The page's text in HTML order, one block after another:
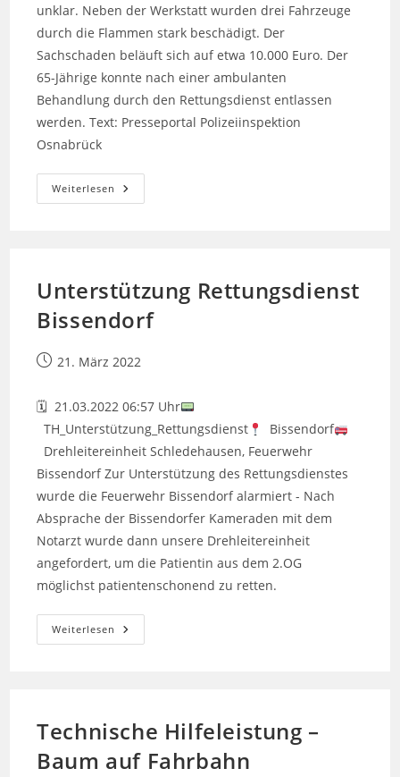
unklar. Neben der Werkstatt wurden drei Fahrzeuge
durch die Flammen stark beschädigt. Der
Sachschaden beläuft sich auf etwa 10.000 Euro. Der
65-Jährige konnte nach einer ambulanten
Behandlung durch den Rettungsdienst entlassen
werden. Text: Presseportal Polizeiinspektion
Osnabrück
Weiterlesen Feuer
Gewerbebetrieb
Unterstützung Rettungsdienst
Bissendorf
Beitrag21. März 2022
🗓 21.03.2022 06:57 Uhr
TH_Unterstützung_Rettungsdienst
Bissendorf
Drehleitereinheit Schledehausen, Feuerwehr
Bissendorf Zur Unterstützung des Rettungsdienstes
wurde die Feuerwehr Bissendorf alarmiert - Nach
Absprache der Bissendorfer Kameraden mit dem
Notarzt wurde dann unsere Drehleitereinheit
angefordert, um die Patientin aus dem 2.OG
möglichst patientenschonend zu retten.
Weiterlesen Unterstützung
Rettungsdienst
Technische Hilfeleistung –
Baum auf Fahrbahn